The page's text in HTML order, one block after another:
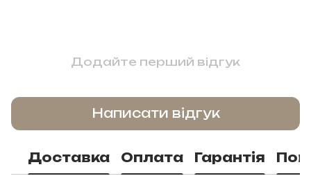
Додайте перший відгук
Написати відгук
Доставка Оплата Гарантія